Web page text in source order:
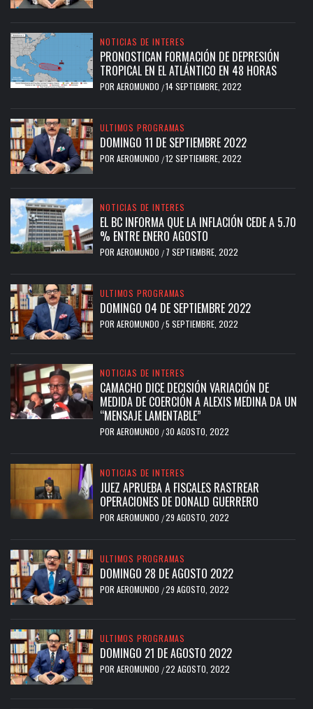
NOTICIAS DE INTERES
PRONOSTICAN FORMACIÓN DE DEPRESIÓN
TROPICAL EN EL ATLÁNTICO EN 48 HORAS
POR AEROMUNDO /14 SEPTIEMBRE, 2022
ULTIMOS PROGRAMAS
DOMINGO 11 DE SEPTIEMBRE 2022
POR AEROMUNDO /12 SEPTIEMBRE, 2022
NOTICIAS DE INTERES
EL BC INFORMA QUE LA INFLACIÓN CEDE A 5.70
% ENTRE ENERO AGOSTO
POR AEROMUNDO / 7 SEPTIEMBRE, 2022
ULTIMOS PROGRAMAS
DOMINGO 04 DE SEPTIEMBRE 2022
POR AEROMUNDO /5 SEPTIEMBRE, 2022
NOTICIAS DE INTERES
CAMACHO DICE DECISIÓN VARIACIÓN DE
MEDIDA DE COERCIÓN A ALEXIS MEDINA DA UN
“MENSAJE LAMENTABLE”
POR AEROMUNDO /30 AGOSTO, 2022
NOTICIAS DE INTERES
JUEZ APRUEBA A FISCALES RASTREAR
OPERACIONES DE DONALD GUERRERO
POR AEROMUNDO /29 AGOSTO, 2022
ULTIMOS PROGRAMAS
DOMINGO 28 DE AGOSTO 2022
POR AEROMUNDO /29 AGOSTO, 2022
ULTIMOS PROGRAMAS
DOMINGO 21 DE AGOSTO 2022
POR AEROMUNDO /22 AGOSTO, 2022